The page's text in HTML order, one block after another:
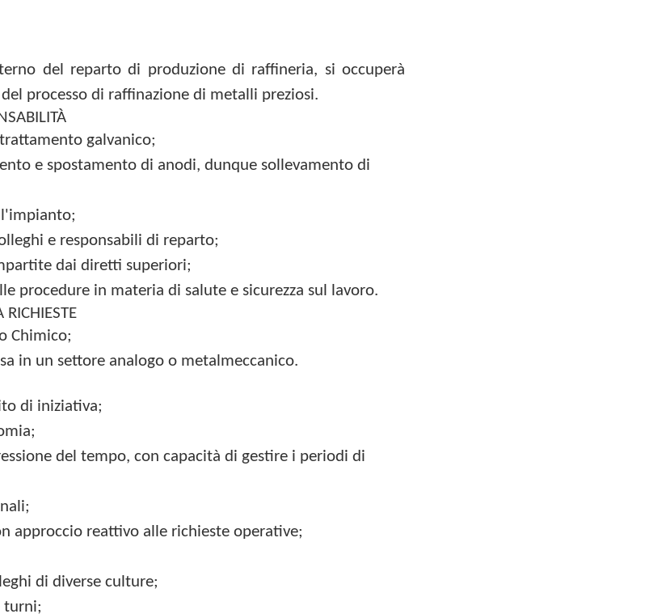
del reparto di produzione di raffineria, si occuperà
processo di raffinazione di metalli preziosi.
galvanico;
e spostamento di anodi, dunque sollevamento di
e responsabili di reparto;
dai diretti superiori;
procedure in materia di salute e sicurezza sul lavoro.
RICHIESTE
Chimico;
in un settore analogo o metalmeccanico.
di iniziativa;
del tempo, con capacità di gestire i periodi di
approccio reattivo alle richieste operative;
di diverse culture;
turni;